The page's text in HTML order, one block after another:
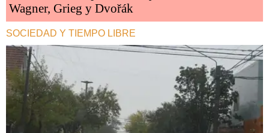
Wagner, Grieg y Dvořák
SOCIEDAD Y TIEMPO LIBRE